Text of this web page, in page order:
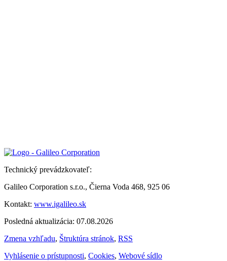
Technický prevádzkovateľ:
Galileo Corporation s.r.o., Čierna Voda 468, 925 06
Kontakt: www.igalileo.sk
Posledná aktualizácia: 07.08.2026
Zmena vzhľadu, Štruktúra stránok, RSS
Vyhlásenie o prístupnosti, Cookies, Webové sídlo